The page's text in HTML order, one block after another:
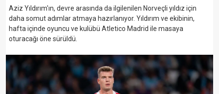
Aziz Yıldırım'ın, devre arasında da ilgilenilen Norveçli yıldız için
daha somut adımlar atmaya hazırlanıyor. Yıldırım ve ekibinin,
hafta içinde oyuncu ve kulübü Atletico Madrid ile masaya
oturacağı öne sürüldü.